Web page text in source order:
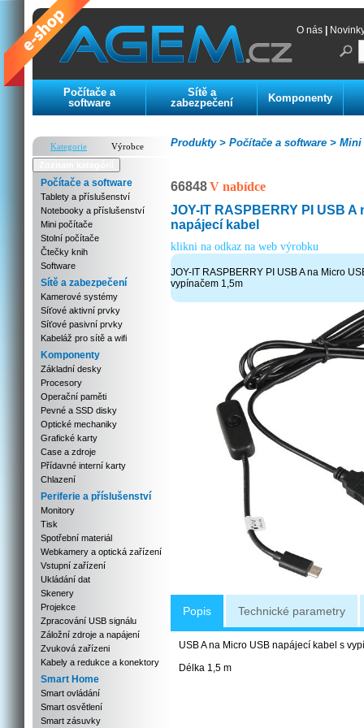
O nás
Počítače a
software
Sítě a
zabezpečení
Komponenty
Kategorie
Výrobce
Počítače a software
Tablety a příslušenství
Notebooky a příslušenství
Mini počítače
Stolní počítače
Čtečky knih
Software
Sítě a zabezpečení
Kamerové systémy
Síťové aktivní prvky
Síťové pasivní prvky
Kabeláž pro sítě a wifi
Komponenty
Základní desky
Procesory
Operační paměti
Pevné a SSD disky
Optické mechaniky
Grafické karty
Case a zdroje
Přídavné interní karty
Chlazení
Periferie a příslušenství
Monitory
Tisk
Spotřební materiál
Webkamery a optická zařízení
Vstupní zařízení
Ukládání dat
Skenery
Projekce
Zpracování USB signálu
Záložní zdroje a napájení
Zvuková zařízeni
Kabely a redukce a konektory
Smart Home
Smart ovládání
Smart osvětlení
Smart zásuvky
Mini
Počítače a software >
Produkty >
66848V nabídce
JOY-IT RASPBERRY PI USB A
napájecí kabel
klikni na odkaz na web výrobku
JOY-IT RASPBERRY PI USB A na Micro
vypínačem 1,5m
Popis Technické parametry
USB A na Micro USB napájecí kabel s
Délka 1,5 m